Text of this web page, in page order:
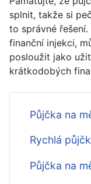
splnit, takže si
to správné
finanční injekci,
posloužit jako
krátkodobých
Půjčka na